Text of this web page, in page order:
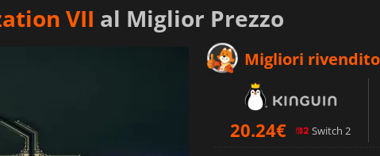
VII al Miglior Prezzo
Migliori
20.24€ Switch 2